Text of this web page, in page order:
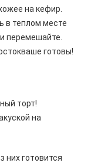
на кефир.
в теплом месте
перемешайте.
готовы!
торт!
на
них готовится